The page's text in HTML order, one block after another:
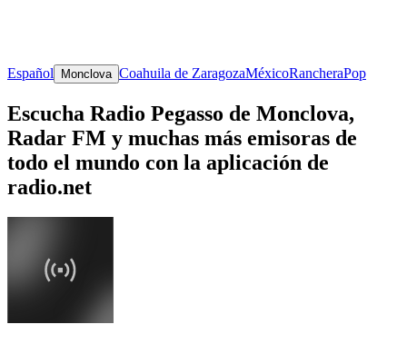
Español Monclova Coahuila de ZaragozaMéxicoRancheraPop
Escucha Radio Pegasso de Monclova,
Radar FM y muchas más emisoras de
todo el mundo con la aplicación de
radio.net